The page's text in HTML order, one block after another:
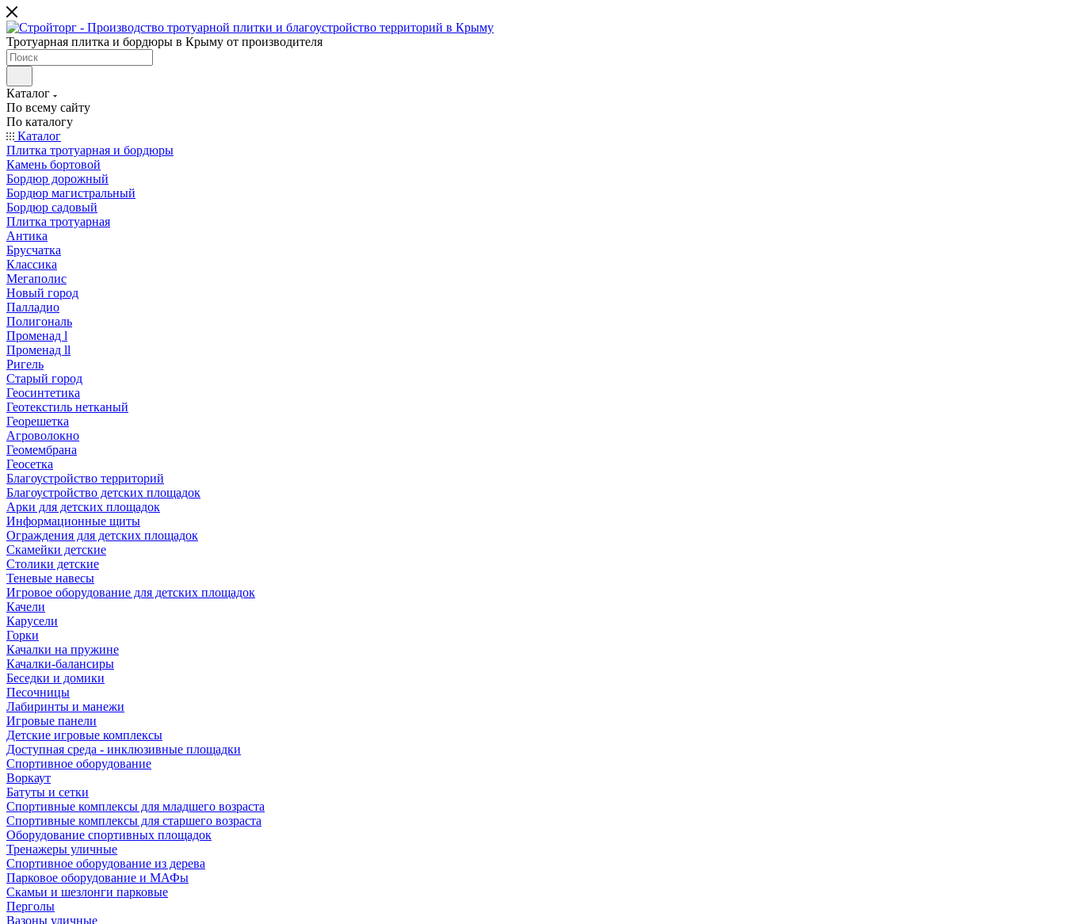
Тротуарная плитка и бордюры в Крыму от производителя
Каталог
По всему сайту
По каталогу
Каталог
Плитка тротуарная и бордюры
Камень бортовой
Бордюр дорожный
Бордюр магистральный
Бордюр садовый
Плитка тротуарная
Антика
Брусчатка
Классика
Мегаполис
Новый город
Палладио
Полигональ
Променад l
Променад ll
Ригель
Старый город
Геосинтетика
Геотекстиль нетканый
Георешетка
Агроволокно
Геомембрана
Геосетка
Благоустройство территорий
Благоустройство детских площадок
Арки для детских площадок
Информационные щиты
Ограждения для детских площадок
Скамейки детские
Столики детские
Теневые навесы
Игровое оборудование для детских площадок
Качели
Карусели
Горки
Качалки на пружине
Качалки-балансиры
Беседки и домики
Песочницы
Лабиринты и манежи
Игровые панели
Детские игровые комплексы
Доступная среда - инклюзивные площадки
Спортивное оборудование
Воркаут
Батуты и сетки
Спортивные комплексы для младшего возраста
Спортивные комплексы для старшего возраста
Оборудование спортивных площадок
Тренажеры уличные
Спортивное оборудование из дерева
Парковое оборудование и МАФы
Скамьи и шезлонги парковые
Перголы
Вазоны уличные